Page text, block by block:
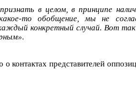
в целом, в принципе
то обобщение, мы не
конкретный случай. Вот
о контактах представителей